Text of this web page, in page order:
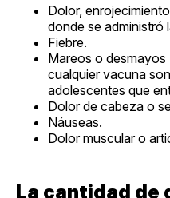
Dolor,
donde se administró
Fiebre.
Mareos o
cualquier vacuna
adolescentes que
Dolor de cabeza o
Náuseas.
Dolor muscular o
La cantidad de